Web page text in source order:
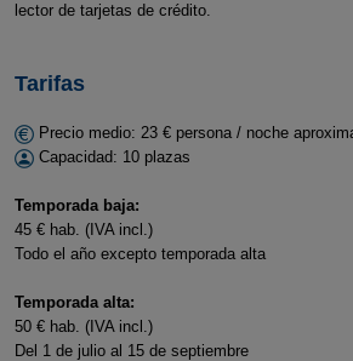
lector de tarjetas de crédito.
Tarifas
Precio medio: 23 € persona / noche
Capacidad: 10 plazas
Temporada baja:
45 € hab. (IVA incl.)
Todo el año excepto temporada alta
Temporada alta:
50 € hab. (IVA incl.)
Del 1 de julio al 15 de septiembre